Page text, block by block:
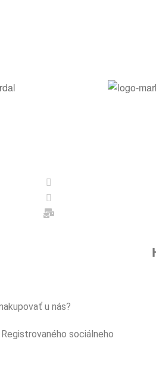
u nás?
sociálneho